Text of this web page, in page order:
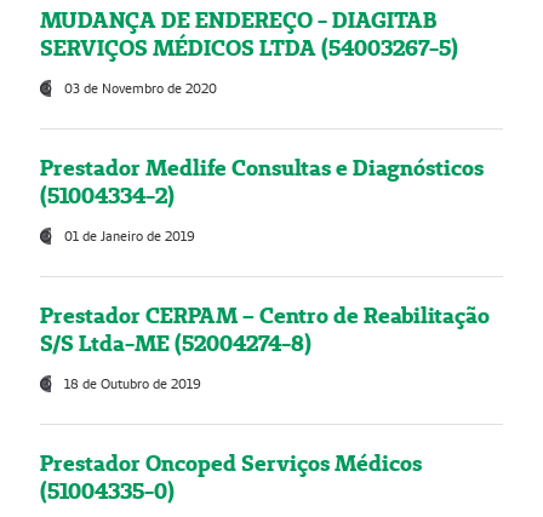
MUDANÇA DE ENDEREÇO - DIAGITAB
SERVIÇOS MÉDICOS LTDA (54003267-5)
03 de Novembro de 2020
Prestador Medlife Consultas e Diagnósticos
(51004334-2)
01 de Janeiro de 2019
Prestador CERPAM – Centro de Reabilitação
S/S Ltda-ME (52004274-8)
18 de Outubro de 2019
Prestador Oncoped Serviços Médicos
(51004335-0)